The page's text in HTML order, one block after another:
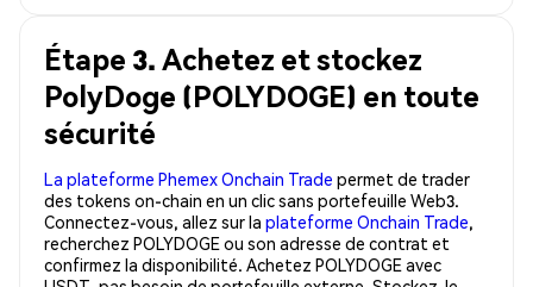
Étape 3. Achetez et stockez
PolyDoge (POLYDOGE) en toute
sécurité
La plateforme Phemex Onchain Trade permet de trader
des tokens on-chain en un clic sans portefeuille Web3.
Connectez-vous, allez sur la plateforme Onchain Trade,
recherchez POLYDOGE ou son adresse de contrat et
confirmez la disponibilité. Achetez POLYDOGE avec